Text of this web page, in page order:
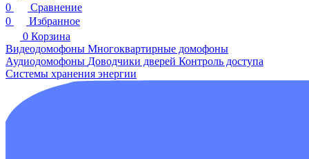
0
Сравнение
0
Избранное
0 Корзина
Видеодомофоны Многоквартирные домофоны
Аудиодомофоны Доводчики дверей Контроль доступа
Системы хранения энергии